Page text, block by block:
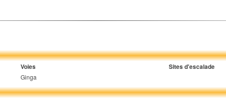
Voies Sites d'escalade
Ginga